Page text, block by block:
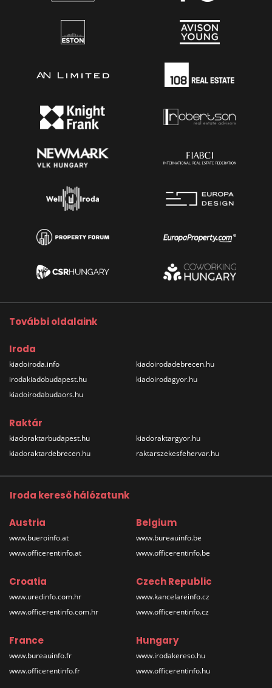
További oldalaink
Iroda
kiadoiroda.info
irodakiadobudapest.hu
kiadoirodabudaors.hu
kiadoirodadebrecen.hu
kiadoirodagyor.hu
Raktár
kiadoraktarbudapest.hu
kiadoraktardebrecen.hu
kiadoraktargyor.hu
raktarszekesfehervar.hu
Iroda kereső hálózatunk
Austria
www.bueroinfo.at
www.officerentinfo.at
Belgium
www.bureauinfo.be
www.officerentinfo.be
Croatia
www.uredinfo.com.hr
www.officerentinfo.com.hr
Czech Republic
www.kancelareinfo.cz
www.officerentinfo.cz
France
www.bureauinfo.fr
www.officerentinfo.fr
Hungary
www.irodakereso.hu
www.officerentinfo.hu